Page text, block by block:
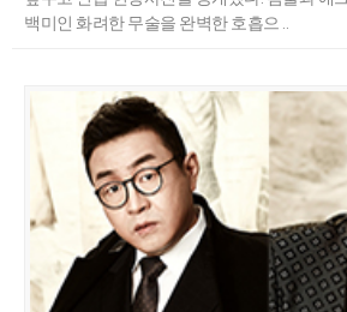
백미인 화려한 무술을 완벽한 호흡으 ..